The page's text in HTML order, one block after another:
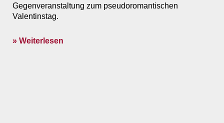
Gegenveranstaltung zum pseudo­romantischen
Valentinstag.
» Weiterlesen